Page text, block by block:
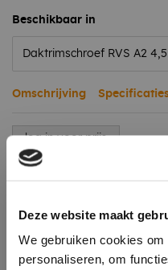
Deze website maakt
We gebruiken cookies
personaliseren, om
Beschikbaar in
Omschrijving
log in voor prijs